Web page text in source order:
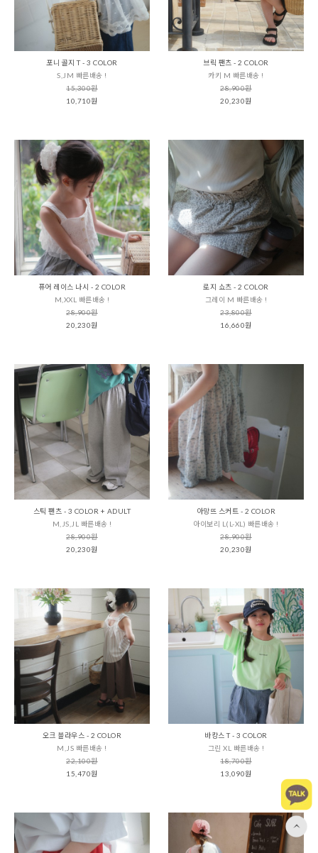
포니 골지 T - 3 COLOR
S,JM 빠른배송 !
15,300원
10,710원
브릭 팬츠 - 2 COLOR
카키 M 빠른배송 !
28,900원
20,230원
퓨어 레이스 나시 - 2 COLOR
M,XXL 빠른배송 !
28,900원
20,230원
로지 쇼츠 - 2 COLOR
그레이 M 빠른배송 !
23,800원
16,660원
스틱 팬츠 - 3 COLOR + ADULT
M,JS,JL 빠른배송 !
28,900원
20,230원
아망뜨 스커트 - 2 COLOR
아이보리 L(L-XL) 빠른배송 !
28,900원
20,230원
오크 블라우스 - 2 COLOR
M,JS 빠른배송 !
22,100원
15,470원
바캉스 T - 3 COLOR
그린 XL 빠른배송 !
18,700원
13,090원